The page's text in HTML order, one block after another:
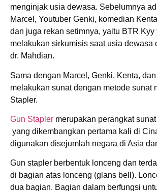
menginjak usia dewasa. Sebelumnya
Marcel, Youtuber Genki, komedian
dan juga rekan setimnya, yaitu BTR Kyy
melakukan sirkumisis saat usia dewasa
dr. Mahdian.
Sama dengan Marcel, Genki, Kenta,
melakukan sunat dengan metode sunat
Stapler.
Gun Stapler merupakan perangkat
yang dikembangkan pertama kali di
digunakan disejumlah negara di Asia
Gun stapler berbentuk lonceng dan
di bagian atas lonceng (glans bell).
dua bagian. Bagian dalam berfungsi